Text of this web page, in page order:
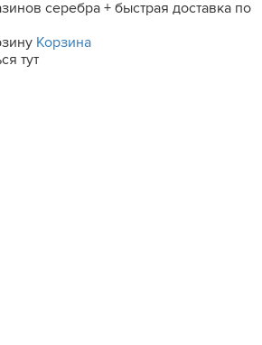
серебра + быстрая доставка по
Корзина
тут